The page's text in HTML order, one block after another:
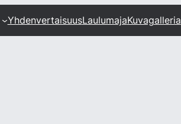
YhdenvertaisuusLaulumajaKuvagalleria